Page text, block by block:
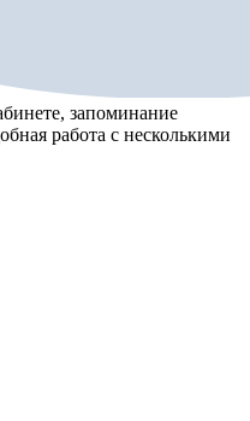
запоминание
работа с несколькими